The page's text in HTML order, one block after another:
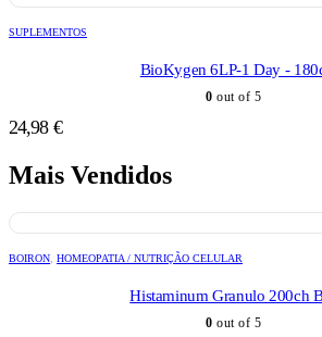
SUPLEMENTOS
BioKygen 6LP-1 Day -
0 out of 5
24,98 €
Mais Vendidos
BOIRON HOMEOPATIA / NUTRIÇÃO CELULAR
Histaminum Granulo 200ch
0 out of 5